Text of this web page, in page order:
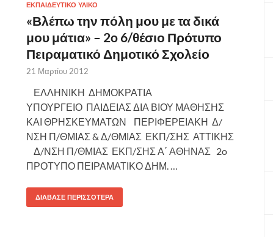
ΕΚΠΑΙΔΕΥΤΙΚΌ ΥΛΙΚΌ
«Βλέπω την πόλη μου με τα δικά
μου μάτια» – 2o 6/θέσιο Πρότυπο
Πειραματικό Δημοτικό Σχολείο
21 Μαρτίου 2012
ΕΛΛΗΝΙΚΗ ΔΗΜΟΚΡΑΤΙΑ
ΥΠΟΥΡΓΕΙΟ ΠΑΙΔΕΙΑΣ ΔΙΑ ΒΙΟΥ ΜΑΘΗΣΗΣ
ΚΑΙ ΘΡΗΣΚΕΥΜΑΤΩΝ ΠΕΡΙΦΕΡΕΙΑΚΗ Δ/
ΝΣΗ Π/ΘΜΙΑΣ & Δ/ΘΜΙΑΣ ΕΚΠ/ΣΗΣ ΑΤΤΙΚΗΣ
Δ/ΝΣΗ Π/ΘΜΙΑΣ ΕΚΠ/ΣΗΣ Α΄ ΑΘΗΝΑΣ 2o
ΠΡΟΤΥΠΟ ΠΕΙΡΑΜΑΤΙΚΟ ΔΗΜ. …
ΔΙΆΒΑΣΕ ΠΕΡΙΣΣΌΤΕΡΑ